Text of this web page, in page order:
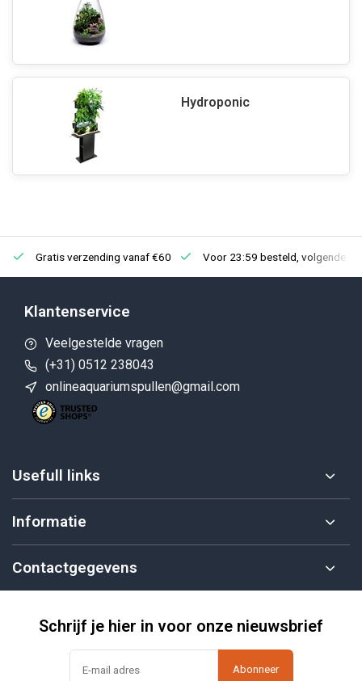
Hydroponic
Gratis verzending vanaf €60 Voor 23:59 besteld, volgende
Klantenservice
Veelgestelde vragen
(+31) 0512 238043
onlineaquariumspullen@gmail.com
Usefull links
Informatie
Contactgegevens
Schrijf je hier in voor onze nieuwsbrief
Abonneer